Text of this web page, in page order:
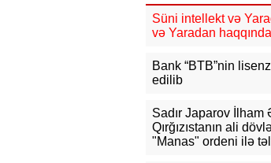
Tramp zəng
15:53
əməliyyatlar ən qısa
dayandırılmalıdır
Süni intellekt və
və Yaradan
Bank “BTB”nin
edilib
Sadır Japarov İlham
Qırğızıstanın ali
"Manas" ordeni ilə